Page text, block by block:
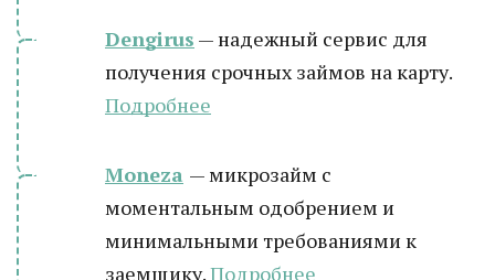
Dengirus — надежный сервис для
получения срочных займов на карту.
Подробнее
Moneza — микрозайм с
моментальным одобрением и
минимальными требованиями к
заемщику.Подробнее